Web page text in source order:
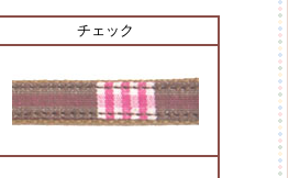
チェック